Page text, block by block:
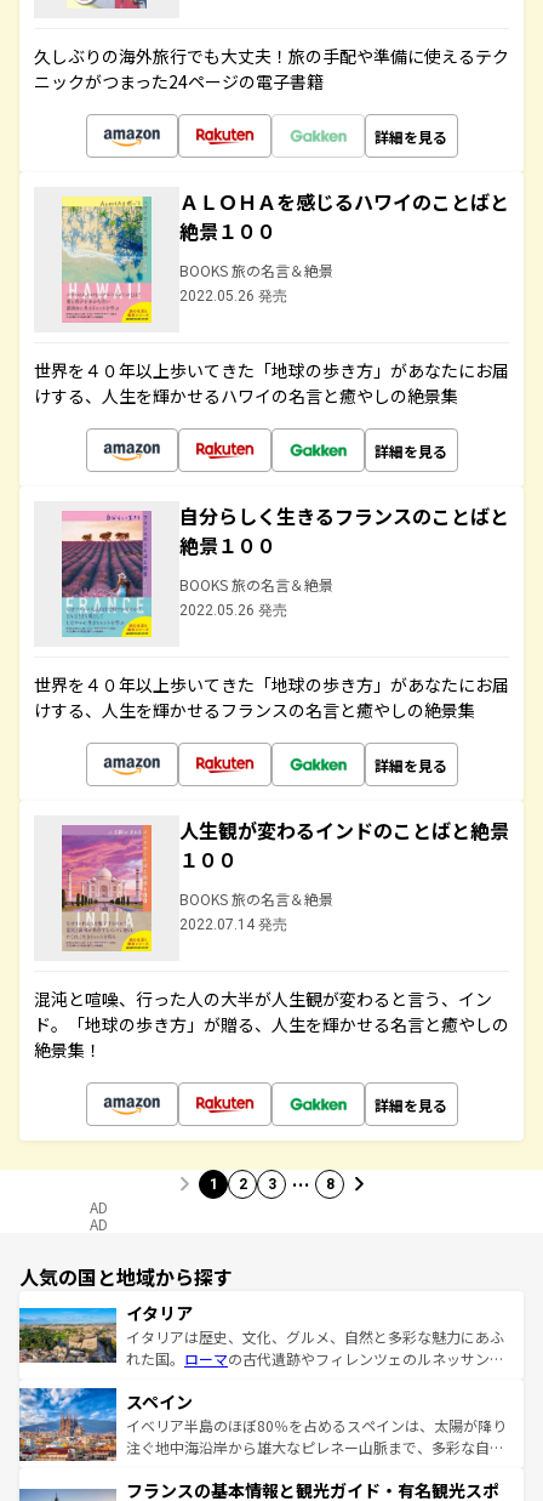
久しぶりの海外旅行でも大丈夫！旅の手配や準備に使えるテク
ニックがつまった24ページの電子書籍
詳細を見る
ＡＬＯＨＡを感じるハワイのことばと
絶景１００
BOOKS 旅の名言＆絶景
2022.05.26 発売
世界を４０年以上歩いてきた「地球の歩き方」があなたにお届
けする、人生を輝かせるハワイの名言と癒やしの絶景集
詳細を見る
自分らしく生きるフランスのことばと
絶景１００
BOOKS 旅の名言＆絶景
2022.05.26 発売
世界を４０年以上歩いてきた「地球の歩き方」があなたにお届
けする、人生を輝かせるフランスの名言と癒やしの絶景集
詳細を見る
人生観が変わるインドのことばと絶景
１００
BOOKS 旅の名言＆絶景
2022.07.14 発売
混沌と喧噪、行った人の大半が人生観が変わると言う、イン
ド。「地球の歩き方」が贈る、人生を輝かせる名言と癒やしの
絶景集！
詳細を見る
1 2 3 … 8
AD
AD
人気の国と地域から探す
イタリア
イタリアは歴史、文化、グルメ、自然と多彩な魅力にあふ
れた国。 ローマの古代遺跡やフィレンツェのルネッサンス
ろん、トスカーナの美しい田園風景やアマルフィ海岸の絶
景など、自然景観も見逃せない。観光の合間には、本場の
ピザやパスタなど、絶品のイタリア料理を堪能することも
ませてくれるイタリアで、忘れられない旅をしてみよう！
スペイン
イベリア半島のほぼ80％を占めるスペインは、太陽が降り
注ぐ地中海沿岸から雄大なピレネー山脈まで、多彩な自然
文化が根付くこの国では、情熱的なフラメンコ、熱気あふ
フランスの基本情報と観光ガイド・有名観光スポ